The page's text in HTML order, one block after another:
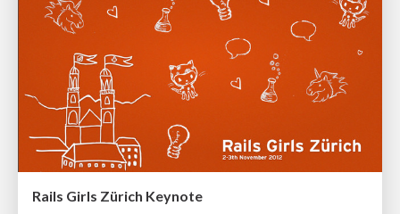
Rails Girls Zürich Keynote